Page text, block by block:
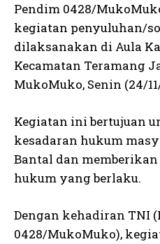
Pendim 0428/
kegiatan penyuluhan/
dilaksanakan di Aula
Kecamatan Teramang
MukoMuko, Senin (24/
Kegiatan ini bertujuan
kesadaran hukum
Bantal dan
hukum yang berlaku.
Dengan kehadiran TNI
0428/MukoMuko),